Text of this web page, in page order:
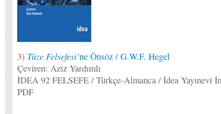
3) Tüze Felsefesi’ne Önsöz / G.W.F. Hegel
Çeviren: Aziz Yardımlı
İDEA 92 FELSEFE / Türkçe-Almanca / İdea Yayınevi
PDF